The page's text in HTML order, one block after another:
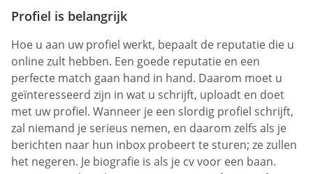
Profiel is belangrijk
Hoe u aan uw profiel werkt, bepaalt de reputatie die u
online zult hebben. Een goede reputatie en een
perfecte match gaan hand in hand. Daarom moet u
geïnteresseerd zijn in wat u schrijft, uploadt en doet
met uw profiel. Wanneer je een slordig profiel schrijft,
zal niemand je serieus nemen, en daarom zelfs als je
berichten naar hun inbox probeert te sturen; ze zullen
het negeren. Je biografie is als je cv voor een baan.